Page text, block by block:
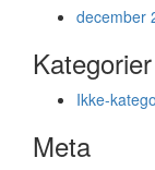
december
Kategorier
Ikke-
Meta